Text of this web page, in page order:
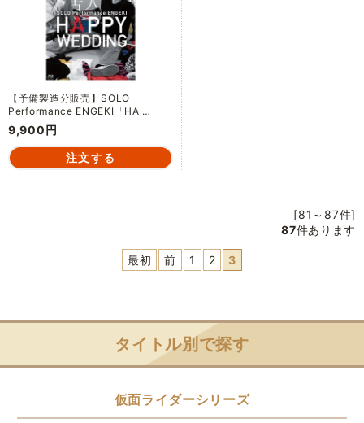
【予備製造分販売】SOLO
Performance ENGEKI「HA …
9,900円
[81～87件]
87件あります
最初 前 1 2 3
タイトル別で探す
仮面ライダーシリーズ